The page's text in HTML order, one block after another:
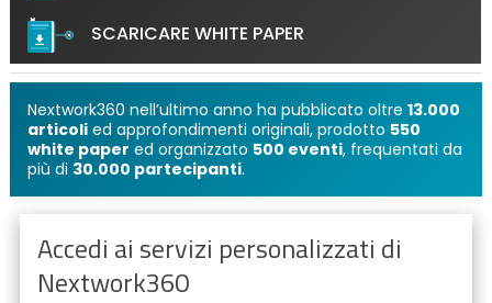
SCARICARE WHITE PAPER
semplicemente con un click!
Nextwork360 nell’ultimo anno ha pubblicato oltre13.000
articoli ed approfondimenti originali, prodotto 550
white paper ed organizzato 500 eventi, frequentati da
più di 30.000 partecipanti.
Accedi ai servizi personalizzati di
Nextwork360